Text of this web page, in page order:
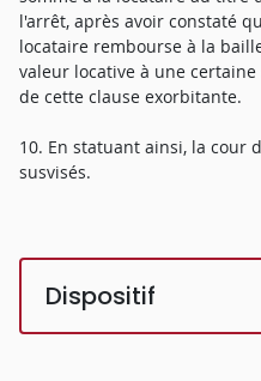
l'arrêt, après avoir constaté
locataire rembourse à la
valeur locative à une
de cette clause exorbitante.
10. En statuant ainsi, la cour
susvisés.
Dispositif